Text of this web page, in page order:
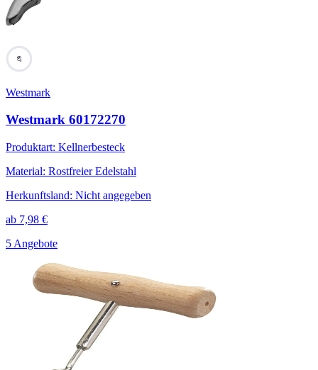
67
Westmark
Westmark 60172270
Produktart: Kellnerbesteck
Material: Rostfreier Edelstahl
Herkunftsland: Nicht angegeben
ab 7,98 €
5 Angebote